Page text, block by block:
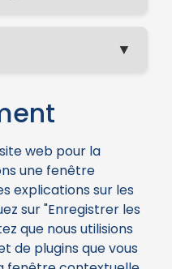
▼
web pour la
une fenêtre
explications sur les
sur "Enregistrer les
que nous utilisions
de plugins que vous